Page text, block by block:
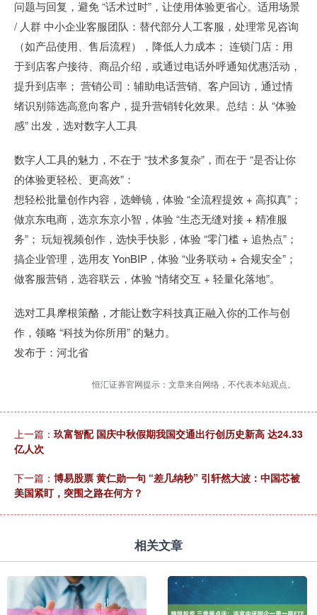
问题与回复，避免 “话术过时”，让使用体验更省心。适用场景
/ 人群 中小企业客服团队：替代部分人工客服，处理常见咨询
（如产品使用、售后流程），降低人力成本； 连锁门店：用
于到店客户接待、商品介绍，或通过电话外呼通知优惠活动，
提升到店率； 营销公司：辅助电话营销、客户回访，通过情
绪识别筛选高意向客户，提升营销转化效果。总结：从 “体验
感” 出发，选对数字人工具
数字人工具的魅力，不在于 “技术多复杂”，而在于 “是否让你
的体验更轻松、更高效”：
想轻松批量创作内容，选蝉镜，体验 “全流程提效 + 高拟真”；
做京东电商，选京东京小智，体验 “生态无缝对接 + 精准服
务”； 玩短视频创作，选快手快影，体验 “零门槛 + 追热点”；
搞企业管理，选用友 YonBIP，体验 “业务联动 + 合规安全”；
做客服营销，选容联云，体验 “情绪交互 + 轻量化落地”。
选对工具摩根策酪，才能让数字科技真正融入你的工作与创
作，领略 “科技为你所用” 的魅力。
发布于：河北省
恒汇证券官网提示：文章来自网络，不代表本站观点。
上一篇： 玖富智配 国庆中秋假期我国交通出行创历史新高 达24.33
亿人次
下一篇： 博易股票 黄仁勋一句 “差几纳秒” 引轩然大波：中国芯被
美国紧盯，突围之路在何方？
相关文章